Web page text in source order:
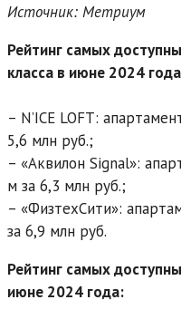
Источник: Метриум
Рейтинг самых
класса в июне 2024
– N’ICE LOFT:
5,6 млн руб.;
– «Аквилон Signal»:
м за 6,3 млн руб.;
– «ФизтехСити»:
за 6,9 млн руб.
Рейтинг самых
июне 2024 года: